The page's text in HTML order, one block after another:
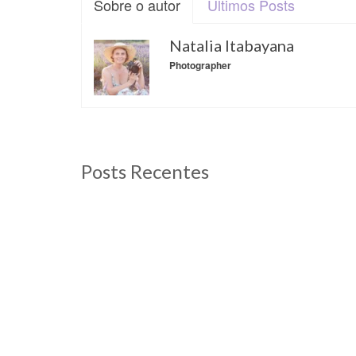
Sobre o autor Últimos Posts
Natalia Itabayana
Photographer
Posts Recentes